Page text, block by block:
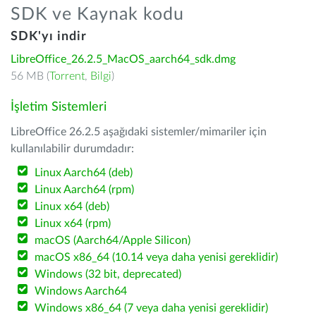
SDK ve Kaynak kodu
SDK'yı indir
LibreOffice_26.2.5_MacOS_aarch64_sdk.dmg
56 MB (Torrent, Bilgi)
İşletim Sistemleri
LibreOffice 26.2.5 aşağıdaki sistemler/mimariler için
kullanılabilir durumdadır:
Linux Aarch64 (deb)
Linux Aarch64 (rpm)
Linux x64 (deb)
Linux x64 (rpm)
macOS (Aarch64/Apple Silicon)
macOS x86_64 (10.14 veya daha yenisi gereklidir)
Windows (32 bit, deprecated)
Windows Aarch64
Windows x86_64 (7 veya daha yenisi gereklidir)